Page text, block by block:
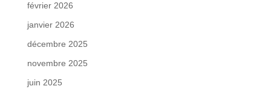
février 2026
janvier 2026
décembre 2025
novembre 2025
juin 2025